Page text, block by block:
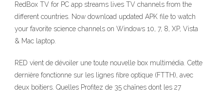
RedBox TV for PC app streams lives TV channels from the
different countries. Now download updated APK file to watch
your favorite science channels on Windows 10, 7, 8, XP, Vista
& Mac laptop.
RED vient de dévoiler une toute nouvelle box multimédia. Cette
dernière fonctionne sur les lignes fibre optique (FTTH), avec
deux boitiers. Quelles Profitez de 35 chaînes dont les 27